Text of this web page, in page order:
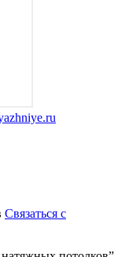
Связаться с